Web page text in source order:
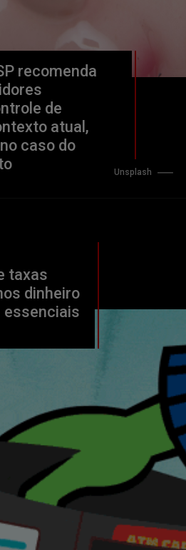
Unsplash
recomenda
de
atual,
caso do
taxas
dinheiro
essenciais